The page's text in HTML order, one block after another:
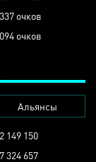
очков
очков
Альянсы
149 150
324 657